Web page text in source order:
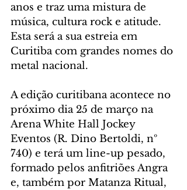
anos e traz uma mistura de
música, cultura rock e atitude.
Esta será a sua estreia em
Curitiba com grandes nomes do
metal nacional.
A edição curitibana acontece no
próximo dia 25 de março na
Arena White Hall Jockey
Eventos (R. Dino Bertoldi, nº
740) e terá um line-up pesado,
formado pelos anfitriões Angra
e, também por Matanza Ritual,